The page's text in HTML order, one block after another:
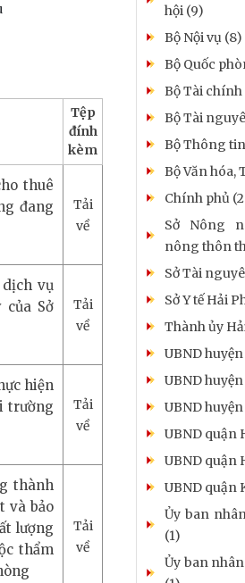
Tệp
đính
kèm
thuê
đang
Tải
về
vụ
Sở
Tải
về
hiện
trường
Tải
về
thành
và bảo
lượng
thẩm
Tải
về
hội (9)
Bộ Nội vụ (8)
Bộ Quốc
Bộ Tài chính
Bộ Tài
Bộ Thông
Bộ Văn hóa,
Chính phủ
Sở Nông
nông thôn
Sở Tài
Sở Y tế Hải
Thành ủy
UBND
UBND
UBND
UBND quận
UBND quận
UBND quận
Ủy ban
(1)
Ủy ban